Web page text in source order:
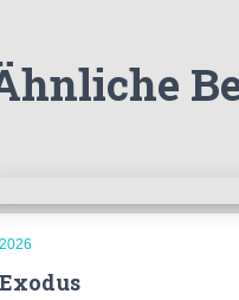
2026
Exodus